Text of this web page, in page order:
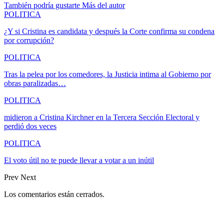
También podría gustarte Más del autor
POLITICA
¿Y si Cristina es candidata y después la Corte confirma su condena
por corrupción?
POLITICA
Tras la pelea por los comedores, la Justicia intima al Gobierno por
obras paralizadas…
POLITICA
midieron a Cristina Kirchner en la Tercera Sección Electoral y
perdió dos veces
POLITICA
El voto útil no te puede llevar a votar a un inútil
Prev Next
Los comentarios están cerrados.